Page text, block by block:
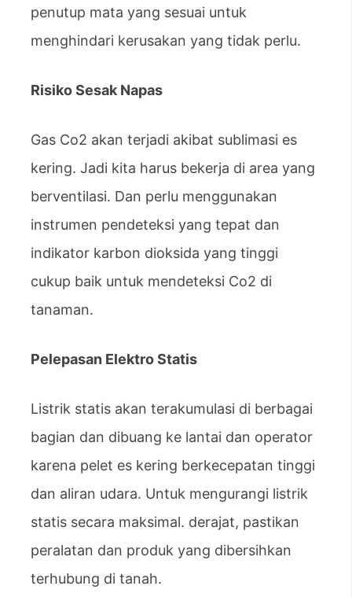
penutup mata yang sesuai untuk
menghindari kerusakan yang tidak perlu.
Risiko Sesak Napas
Gas Co2 akan terjadi akibat sublimasi es
kering. Jadi kita harus bekerja di area yang
berventilasi. Dan perlu menggunakan
instrumen pendeteksi yang tepat dan
indikator karbon dioksida yang tinggi
cukup baik untuk mendeteksi Co2 di
tanaman.
Pelepasan Elektro Statis
Listrik statis akan terakumulasi di berbagai
bagian dan dibuang ke lantai dan operator
karena pelet es kering berkecepatan tinggi
dan aliran udara. Untuk mengurangi listrik
statis secara maksimal. derajat, pastikan
peralatan dan produk yang dibersihkan
terhubung di tanah.